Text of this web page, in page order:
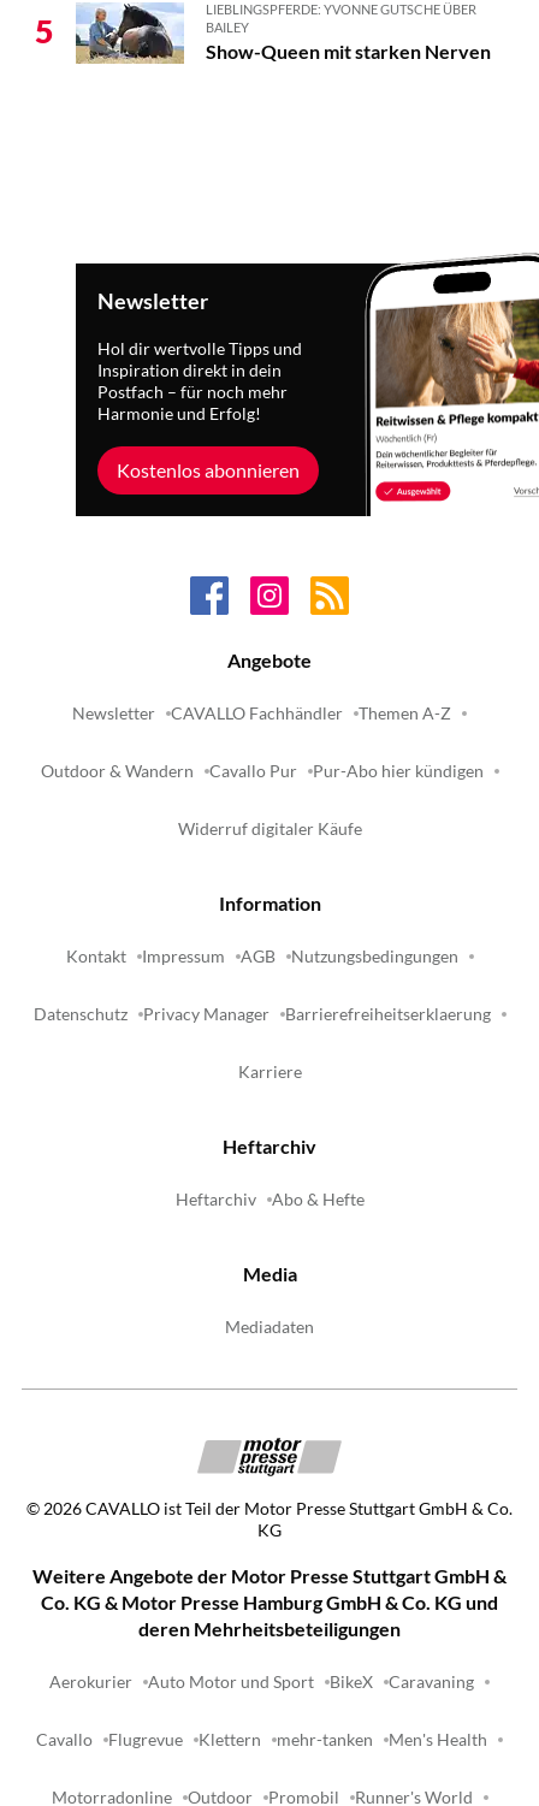
5
LIEBLINGSPFERDE: YVONNE GUTSCHE ÜBER
BAILEY
Show-Queen mit starken Nerven
Newsletter
Hol dir wertvolle Tipps und
Inspiration direkt in dein
Postfach – für noch mehr
Harmonie und Erfolg!
Kostenlos abonnieren
Angebote
Newsletter CAVALLO Fachhändler Themen A-Z
Outdoor & Wandern Cavallo Pur Pur-Abo hier kündigen
Widerruf digitaler Käufe
Information
Kontakt Impressum AGB Nutzungsbedingungen
Datenschutz Privacy Manager Barrierefreiheitserklaerung
Karriere
Heftarchiv
Heftarchiv Abo & Hefte
Media
Mediadaten
©2026CAVALLO ist Teil der Motor Presse Stuttgart GmbH & Co.
KG
Weitere Angebote der Motor Presse Stuttgart GmbH &
Co. KG & Motor Presse Hamburg GmbH & Co. KG und
deren Mehrheitsbeteiligungen
Aerokurier Auto Motor und Sport BikeX Caravaning
Cavallo Flugrevue Klettern mehr-tanken Men's Health
Motorradonline Outdoor Promobil Runner's World